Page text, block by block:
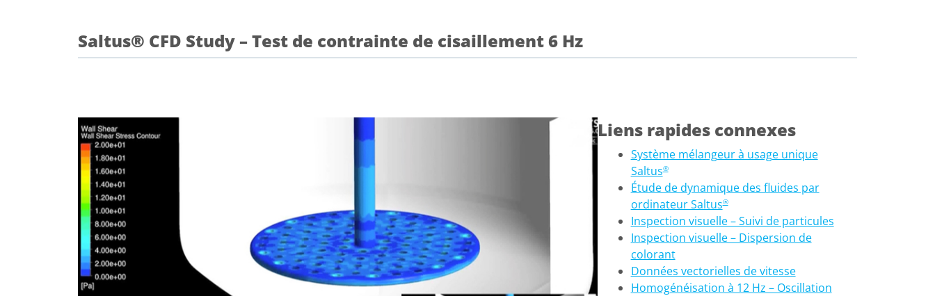
Saltus® CFD Study – Test de contrainte de cisaillement 6 Hz
Liens rapides connexes
Système mélangeur à usage unique
Saltus®
Étude de dynamique des fluides par
ordinateur Saltus®
Inspection visuelle – Suivi de particules
Inspection visuelle – Dispersion de
colorant
Données vectorielles de vitesse
Homogénéisation à 12 Hz – Oscillation